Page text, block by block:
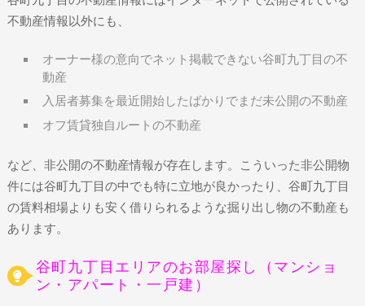
不動産情報以外にも、
オーナー様の意向でネット掲載できない谷町九丁目の不
動産
入居者募集を最近開始したばかりでまだ未公開の不動産
オフ賃貸独自ルートの不動産
など、非公開の不動産情報が存在します。こういった非公開物
件には谷町九丁目の中でも特に立地が良かったり、谷町九丁目
の賃料相場よりも安く借りられるような掘り出し物の不動産も
あります。
谷町九丁目エリアのお部屋探し（マンショ
ン・アパート・一戸建）